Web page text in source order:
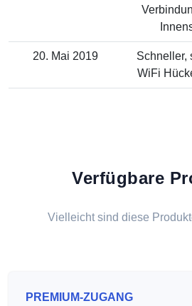
20. Mai 2019
Schneller,
WiFi
Verfügbare
Vielleicht sind diese
PREMIUM-ZUGANG